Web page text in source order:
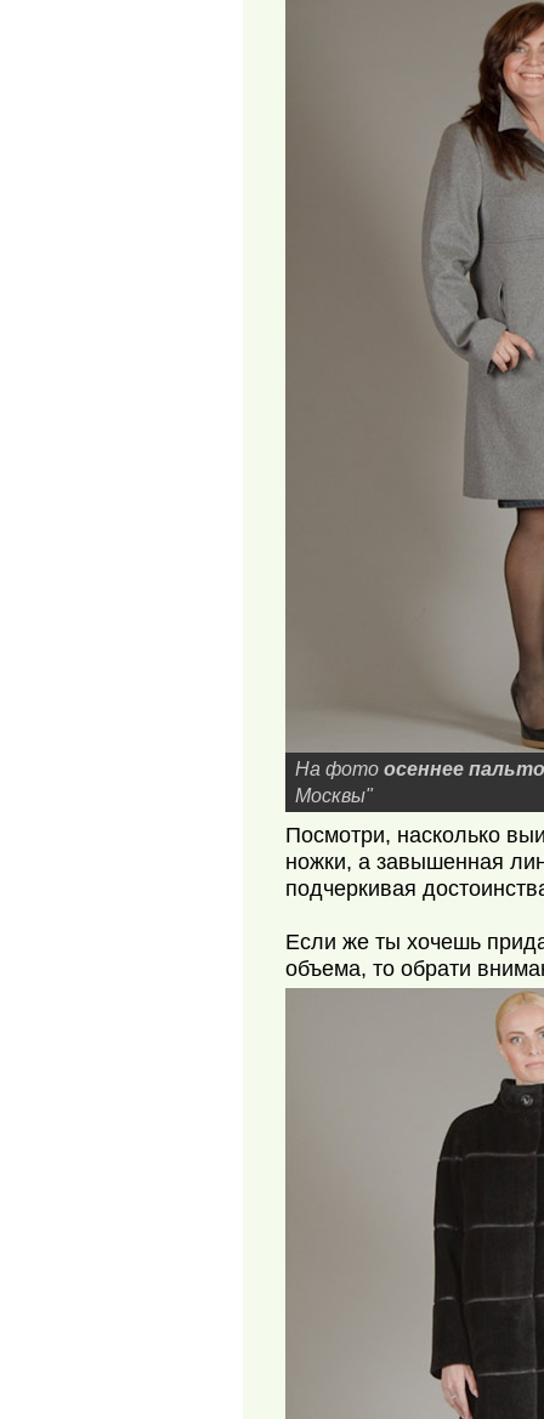
На фото осеннее пальто
Москвы"
Посмотри, насколько
ножки, а завышенная
подчеркивая
Если же ты хочешь
объема, то обрати